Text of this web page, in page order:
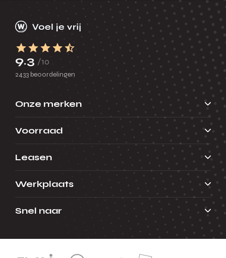
9.3 /10
2433 beoordelingen
Onze merken
Voorraad
Leasen
Werkplaats
Snel naar